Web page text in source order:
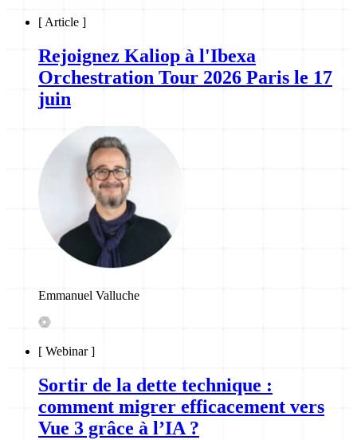
[ Article ]
Rejoignez Kaliop à l'Ibexa
Orchestration Tour 2026 Paris le 17
juin
Emmanuel Valluche
[ Webinar]
Sortir de la dette technique :
comment migrer efficacement vers
Vue 3 grâce à l’IA ?